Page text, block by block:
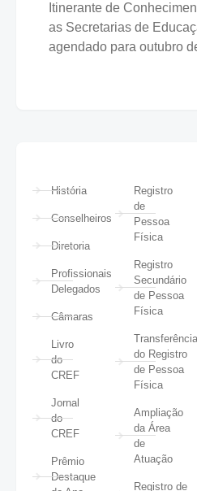
Itinerante de
as Secretarias de
agendado para outubro
História
Conselheiros
Diretoria
Profissionais
Delegados
Câmaras
Livro
do
CREF
Jornal
do
CREF
Prêmio
Destaque
Registro
de
Pessoa
Física
Registro
Secundário
de Pessoa
Física
Transferência
do Registro
de Pessoa
Física
Ampliação
da Área
de
Atuação
Registro de